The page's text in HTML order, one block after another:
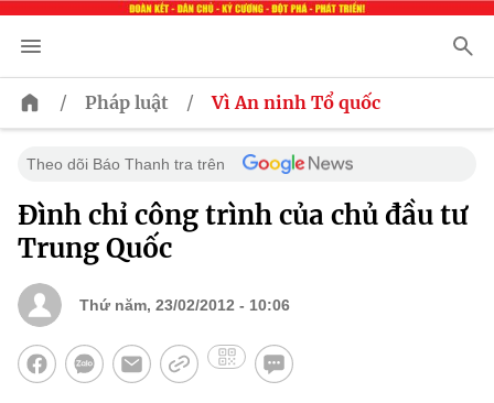
/ Pháp luật / Vì An ninh Tổ quốc
Theo dõi Báo Thanh tra trên
Đình chỉ công trình của chủ đầu tư
Trung Quốc
Thứ năm, 23/02/2012 - 10:06